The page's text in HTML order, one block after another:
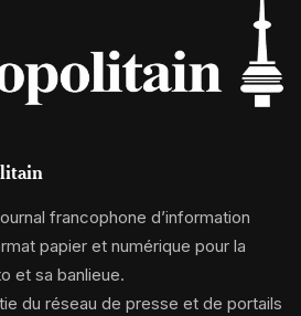
francophone d’information
papier et numérique pour la
et sa banlieue.
du réseau de presse et de portails